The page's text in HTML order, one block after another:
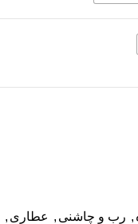
, رب و چاشنی , عطاری ,